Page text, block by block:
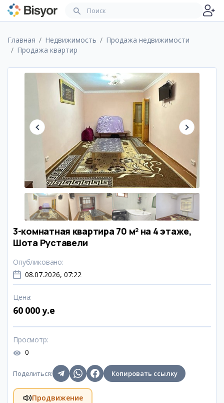
Главная Недвижимость
Продажа недвижимости
Продажа квартир
3-комнатная квартира 70 м² на 4 этаже,
Шота Руставели
Опубликовано:
08.07.2026, 07:22
Цена:
60 000 y.e
Просмотр:
0
Поделиться: Копировать ссылку
Продвижение